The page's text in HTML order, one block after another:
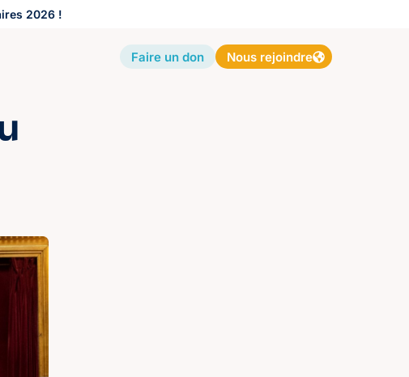
2026 !
Faire un don Nous rejoindre